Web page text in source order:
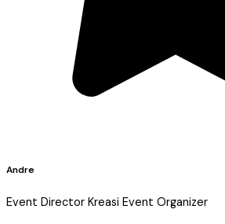
Andre
Event Director Kreasi Event Organizer